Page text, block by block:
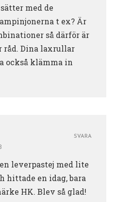
med de
t ex? Är
så därför är
råd. Dina laxrullar
också klämma in
leverpastej med lite
hittade en idag, bara
HK. Blev så glad!
SVARA